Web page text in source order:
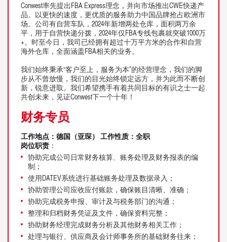
Conwest率先提出FBA Express理念，并向市场推出CWE快递产
品。以更快的速度，更优质的服务助力中国品牌抢占欧洲市
场。公司有自营车队，2024年新增两处仓库，面积两万余
平，用于自营快递分拨，2024年仅FBA专线包裹就突破1000万
+。时至今日，我司已经拥有超过十万平方米的合作和自营
海外仓库，全面涵盖FBA相关的业务。
我们始终秉承“客户至上，服务为本”的经营理念，我们的脚
步从不曾放慢，我们的目光始终锁定远方，并为此而不断创
新，锐意进取。我们希望携手有着共同目标的有识之士一起
共创未来，见证Conwest下一个十年！
财务专员
工作地点：德国（亚琛） 工作性质：全职
岗位职责 ：
协助完成公司日常财务核算、账务处理及财务报表的编
制；
使用DATEV系统进行基础账务处理及数据录入；
协助管理公司应收应付账款，确保账目清晰、准确；
协助完成税务申报、审计及与税务部门的沟通；
整理和归档财务凭证及文件，确保资料完整；
协助财务经理完成财务分析及其他财务相关工作；
处理与银行、供应商及会计师事务所的基础财务往来；